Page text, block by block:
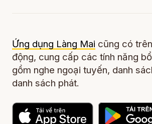
Ứng dụng Làng Mai cũng có
động, cung cấp các tính năng
gồm nghe ngoại tuyến, danh
danh sách phát.